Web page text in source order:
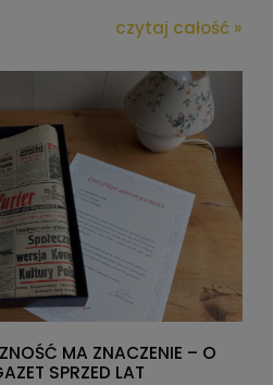
czytaj całość »
MA ZNACZENIE – O
SPRZED LAT